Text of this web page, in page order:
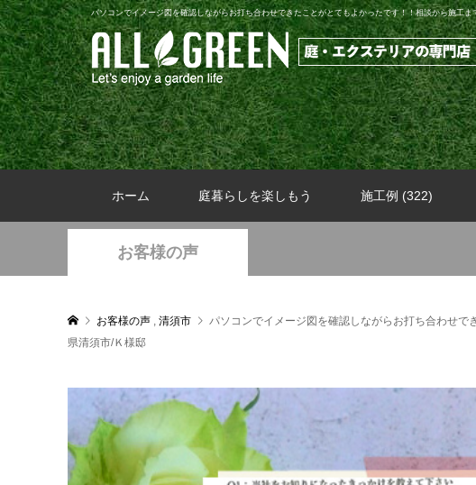
パソコンでイメージ図を確認しながらお打ち合わせできたことがとてもよかったです！！相談から施工
ホーム 庭暮らしを楽しもう 施工例 (322)
お客様の声
お客様の声 , 清須市
パソコンでイメージ図を確認しながらお打ち合わせ
県清須市/Ｋ様邸